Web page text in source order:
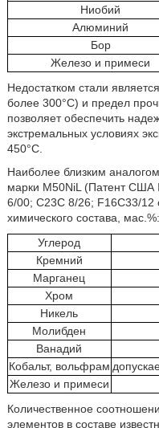
Ниобий
Алюминий
Бор
Железо и примеси
Недостатком стали
более 300°С) и предел
позволяет обеспечить
экстремальных условиях
450°С.
Наиболее близким
марки M50NiL (Патент
6/00; С23С 8/26; F16C33/12
химического состава, мас.%:
Углерод
Кремний
Марганец
Хром
Никель
Молибден
Ванадий
Кобальт, вольфрам
Железо и примеси
Количественное
элементов в составе